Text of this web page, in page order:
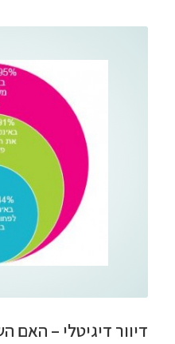
דיוור דיגיטלי – האם